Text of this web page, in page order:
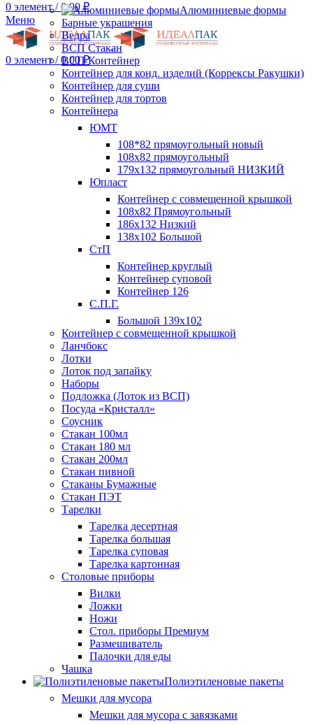
0 элемент / 0.00₽
Меню
0 элемент / 0.00₽
Алюминиевые формы
Барные украшения
Ведра
ВСП Стакан
ВСП Контейнер
Контейнер для конд. изделий (Коррексы Ракушки)
Контейнер для суши
Контейнер для тортов
Контейнера
ЮМТ
108*82 прямоугольный новый
108х82 прямоугольный
179х132 прямоугольный НИЗКИЙ
Юпласт
Контейнер с совмещенной крышкой
108х82 Прямоугольный
186х132 Низкий
138х102 Большой
СтП
Контейнер круглый
Контейнер суповой
Контейнер 126
С.П.Г.
Большой 139х102
Контейнер с совмещенной крышкой
Ланчбокс
Лотки
Лоток под запайку
Наборы
Подложка (Лоток из ВСП)
Посуда «Кристалл»
Соусник
Стакан 100мл
Стакан 180 мл
Стакан 200мл
Стакан пивной
Стаканы Бумажные
Стакан ПЭТ
Тарелки
Тарелка десертная
Тарелка большая
Тарелка суповая
Тарелка картонная
Столовые приборы
Вилки
Ложки
Ножи
Стол. приборы Премиум
Размешиватель
Палочки для еды
Чашка
Полиэтиленовые пакеты
Мешки для мусора
Мешки для мусора с завязками